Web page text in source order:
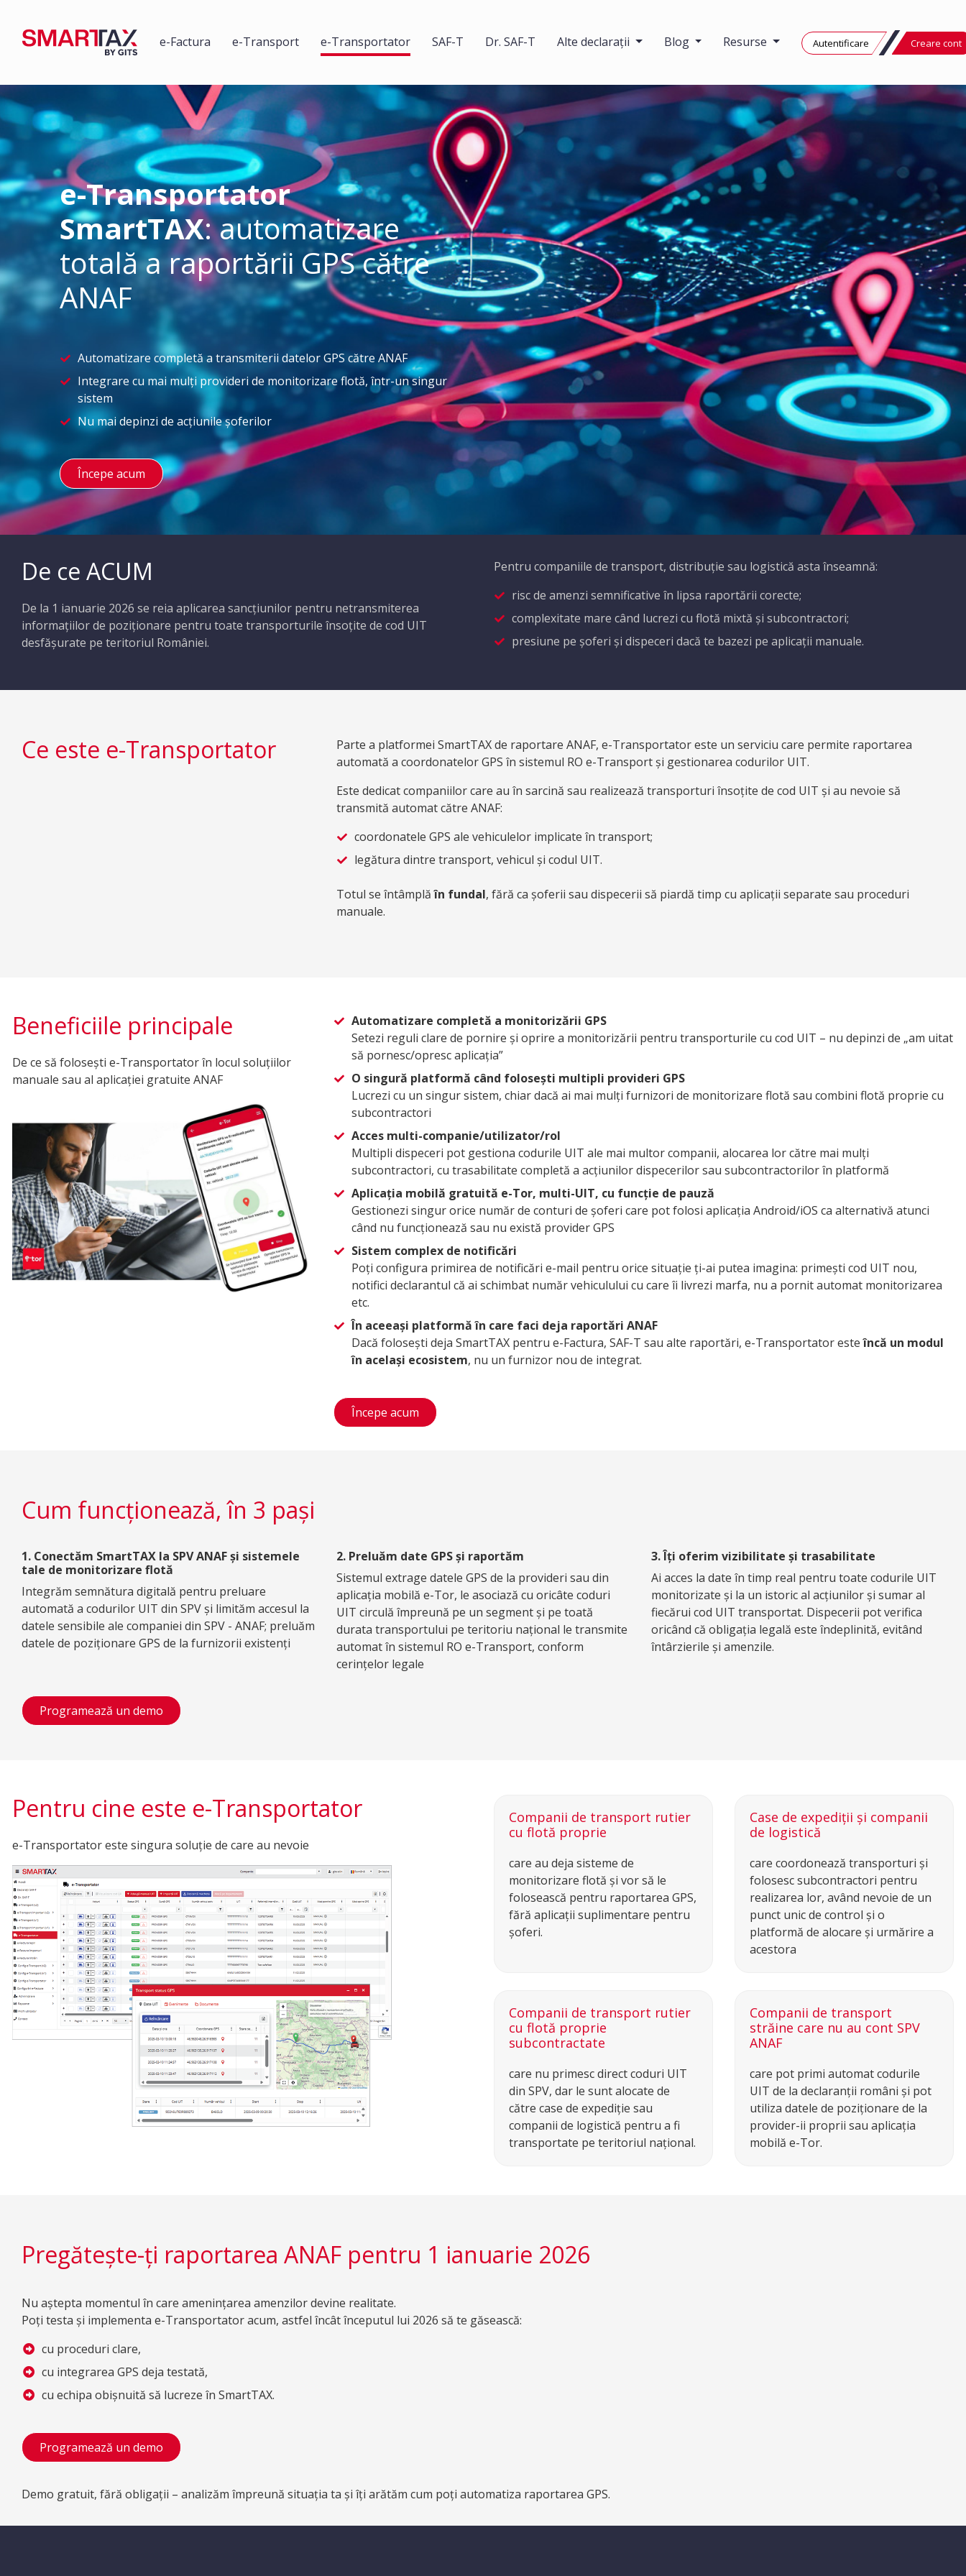
e-Factura e-Transport e-Transportator SAF-T Dr. SAF-T Alte declarații Blog Resurse Autentificare Creare cont
e-Transportator
SmartTAX: automatizare
totală a raportării GPS către
ANAF
Automatizare completă a transmiterii datelor GPS către ANAF
Integrare cu mai mulți provideri de monitorizare flotă, într-un singur
sistem
Nu mai depinzi de acțiunile șoferilor
Începe acum
De ce ACUM
De la 1 ianuarie 2026 se reia aplicarea sancțiunilor pentru netransmiterea
informațiilor de poziționare pentru toate transporturile însoțite de cod UIT
desfășurate pe teritoriul României.
Pentru companiile de transport, distribuție sau logistică asta înseamnă:
risc de amenzi semnificative în lipsa raportării corecte;
complexitate mare când lucrezi cu flotă mixtă și subcontractori;
presiune pe șoferi și dispeceri dacă te bazezi pe aplicații manuale.
Ce este e-Transportator
Parte a platformei SmartTAX de raportare ANAF, e-Transportator este un serviciu care permite raportarea
automată a coordonatelor GPS în sistemul RO e-Transport și gestionarea codurilor UIT.
Este dedicat companiilor care au în sarcină sau realizează transporturi însoțite de cod UIT și au nevoie să
transmită automat către ANAF:
coordonatele GPS ale vehiculelor implicate în transport;
legătura dintre transport, vehicul și codul UIT.
Totul se întâmplăîn fundal, fără ca șoferii sau dispecerii să piardă timp cu aplicații separate sau proceduri
manuale.
Beneficiile principale
De ce să folosești e-Transportator în locul soluțiilor
manuale sau al aplicației gratuite ANAF
Automatizare completă a monitorizării GPS
Setezi reguli clare de pornire și oprire a monitorizării pentru transporturile cu cod UIT – nu depinzi de „am uitat
să pornesc/opresc aplicația”
O singură platformă când folosești multipli provideri GPS
Lucrezi cu un singur sistem, chiar dacă ai mai mulți furnizori de monitorizare flotă sau combini flotă proprie cu
subcontractori
Acces multi-companie/utilizator/rol
Multipli dispeceri pot gestiona codurile UIT ale mai multor companii, alocarea lor către mai mulți
subcontractori, cu trasabilitate completă a acțiunilor dispecerilor sau subcontractorilor în platformă
Aplicația mobilă gratuită e-Tor, multi-UIT, cu funcție de pauză
Gestionezi singur orice număr de conturi de șoferi care pot folosi aplicația Android/iOS ca alternativă atunci
când nu funcționează sau nu există provider GPS
Sistem complex de notificări
Poți configura primirea de notificări e-mail pentru orice situație ți-ai putea imagina: primești cod UIT nou,
notifici declarantul că ai schimbat număr vehiculului cu care îi livrezi marfa, nu a pornit automat monitorizarea
etc.
În aceeași platformă în care faci deja raportări ANAF
Dacă folosești deja SmartTAX pentru e-Factura, SAF-T sau alte raportări, e-Transportator esteîncă un modul
în același ecosistem, nu un furnizor nou de integrat.
Începe acum
Cum funcționează, în 3 pași
1. Conectăm SmartTAX la SPV ANAF și sistemele
tale de monitorizare flotă
Integrăm semnătura digitală pentru preluare
automată a codurilor UIT din SPV și limităm accesul la
datele sensibile ale companiei din SPV - ANAF; preluăm
datele de poziționare GPS de la furnizorii existenți
2. Preluăm date GPS și raportăm
Sistemul extrage datele GPS de la provideri sau din
aplicația mobilă e-Tor, le asociază cu oricâte coduri
UIT circulă împreună pe un segment și pe toată
durata transportului pe teritoriu național le transmite
automat în sistemul RO e-Transport, conform
cerințelor legale
3. Îți oferim vizibilitate și trasabilitate
Ai acces la date în timp real pentru toate codurile UIT
monitorizate și la un istoric al acțiunilor și sumar al
fiecărui cod UIT transportat. Dispecerii pot verifica
oricând că obligația legală este îndeplinită, evitând
întârzierile și amenzile.
Programează un demo
Pentru cine este e-Transportator
e-Transportator este singura soluție de care au nevoie
Companii de transport rutier
cu flotă proprie
care au deja sisteme de
monitorizare flotă și vor să le
folosească pentru raportarea GPS,
fără aplicații suplimentare pentru
șoferi.
Case de expediții și companii
de logistică
care coordonează transporturi și
folosesc subcontractori pentru
realizarea lor, având nevoie de un
punct unic de control și o
platformă de alocare și urmărire a
acestora
Companii de transport rutier
cu flotă proprie
subcontractate
care nu primesc direct coduri UIT
din SPV, dar le sunt alocate de
către case de expediție sau
companii de logistică pentru a fi
transportate pe teritoriul național.
Companii de transport
străine care nu au cont SPV
ANAF
care pot primi automat codurile
UIT de la declaranții români și pot
utiliza datele de poziționare de la
provider-ii proprii sau aplicația
mobilă e-Tor.
Pregătește-ți raportarea ANAF pentru 1 ianuarie 2026
Nu aștepta momentul în care amenințarea amenzilor devine realitate.
Poți testa și implementa e-Transportator acum, astfel încât începutul lui 2026 să te găsească:
cu proceduri clare,
cu integrarea GPS deja testată,
cu echipa obișnuită să lucreze în SmartTAX.
Programează un demo
Demo gratuit, fără obligații – analizăm împreună situația ta și îți arătăm cum poți automatiza raportarea GPS.